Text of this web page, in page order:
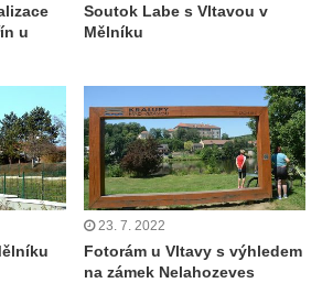
u
Soutok Labe s Vltavou v
Mělníku
23. 7. 2022
Fotorám u Vltavy s výhledem
na zámek Nelahozeves